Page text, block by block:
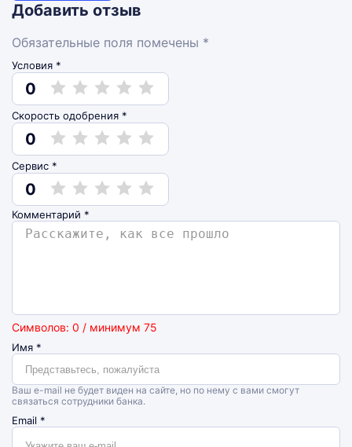
Добавить отзыв
Обязательные поля помечены *
Условия *
0
Скорость одобрения *
0
Сервис *
0
Комментарий *
Символов: 0 / минимум 75
Имя *
Ваш e-mail не будет виден на сайте, но по нему с вами смогут
связаться сотрудники банка.
Email *